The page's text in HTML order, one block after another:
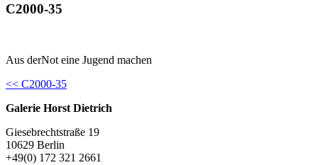
C2000-35
Aus derNot eine Jugend machen
Continue
Reading
<< C2000-35
Galerie Horst Dietrich
Giesebrechtstraße 19
10629 Berlin
+49(0) 172 321 2661